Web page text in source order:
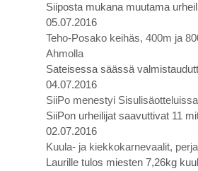
Siiposta mukana muutama
05.07.2016
Teho-Posako keihäs, 400m ja
Ahmolla
Sateisessa säässä
04.07.2016
SiiPo menestyi
SiiPon urheilijat saavuttivat 11
02.07.2016
Kuula- ja kiekkokarnevaalit,
Laurille tulos miesten 7,26kg